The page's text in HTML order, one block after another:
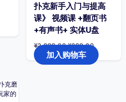
扑克新手入门与提高
课》 视频课 +翻页书
+有声书+ 实体U盘
¥2,999.00原
价
为：
¥2,999.00。
¥299.00当
前
价
加入购物车